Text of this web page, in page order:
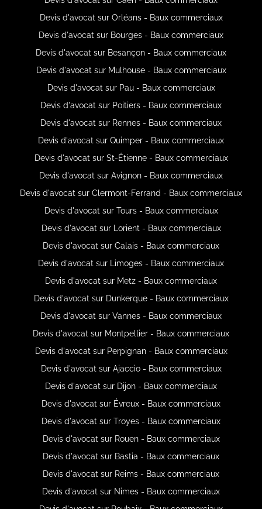
Devis d'avocat sur Orléans - Baux commerciaux
Devis d'avocat sur Bourges - Baux commerciaux
Devis d'avocat sur Besançon - Baux commerciaux
Devis d'avocat sur Mulhouse - Baux commerciaux
Devis d'avocat sur Pau - Baux commerciaux
Devis d'avocat sur Poitiers - Baux commerciaux
Devis d'avocat sur Rennes - Baux commerciaux
Devis d'avocat sur Quimper - Baux commerciaux
Devis d'avocat sur St-Étienne - Baux commerciaux
Devis d'avocat sur Avignon - Baux commerciaux
Devis d'avocat sur Clermont-Ferrand - Baux commerciaux
Devis d'avocat sur Tours - Baux commerciaux
Devis d'avocat sur Lorient - Baux commerciaux
Devis d'avocat sur Calais - Baux commerciaux
Devis d'avocat sur Limoges - Baux commerciaux
Devis d'avocat sur Metz - Baux commerciaux
Devis d'avocat sur Dunkerque - Baux commerciaux
Devis d'avocat sur Vannes - Baux commerciaux
Devis d'avocat sur Montpellier - Baux commerciaux
Devis d'avocat sur Perpignan - Baux commerciaux
Devis d'avocat sur Ajaccio - Baux commerciaux
Devis d'avocat sur Dijon - Baux commerciaux
Devis d'avocat sur Évreux - Baux commerciaux
Devis d'avocat sur Troyes - Baux commerciaux
Devis d'avocat sur Rouen - Baux commerciaux
Devis d'avocat sur Bastia - Baux commerciaux
Devis d'avocat sur Reims - Baux commerciaux
Devis d'avocat sur Nimes - Baux commerciaux